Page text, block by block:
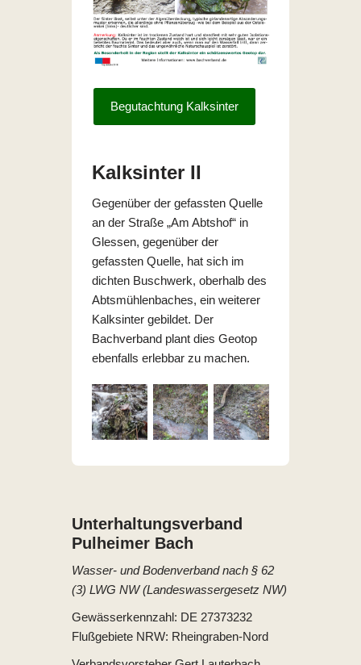
Begutachtung Kalksinter
Kalksinter II
Gegenüber der gefassten Quelle
an der Straße „Am Abtshof“ in
Glessen, gegenüber der
gefassten Quelle, hat sich im
dichten Buschwerk, oberhalb des
Abtsmühlenbaches, ein weiterer
Kalksinter gebildet. Der
Bachverband plant dies Geotop
ebenfalls erlebbar zu machen.
Unterhaltungs­verband
Pulheimer Bach
Wasser- und Bodenverband nach § 62
(3) LWG NW (Landeswassergesetz NW)
Gewässerkennzahl: DE 27373232
Flußgebiete NRW: Rheingraben-Nord